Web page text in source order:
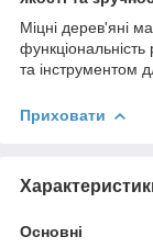
Міцні дерев'яні
та інструментом
Приховати
Основні